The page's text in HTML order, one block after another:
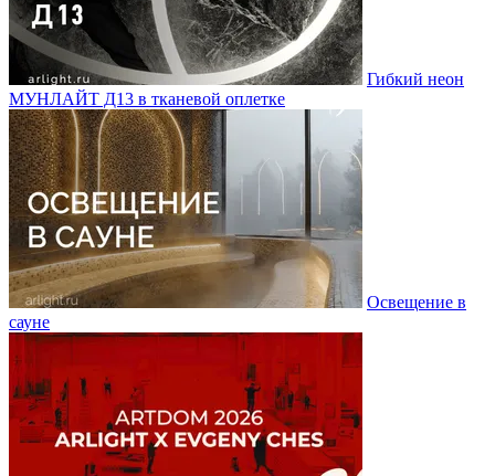
Гибкий неон
МУНЛАЙТ Д13 в тканевой оплетке
Освещение в
сауне